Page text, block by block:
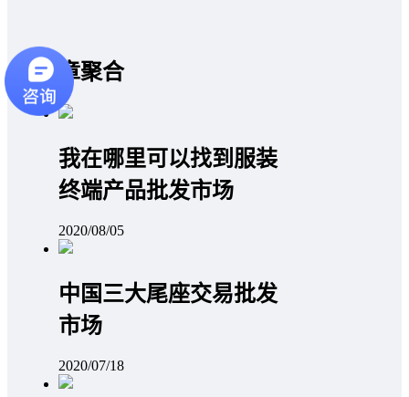
文章聚合
我在哪里可以找到服装
终端产品批发市场
2020/08/05
中国三大尾座交易批发
市场
2020/07/18